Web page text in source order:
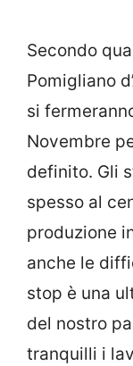
Secondo
Pomigliano
si
Novembre
definito. Gli
spesso al
produzione
anche le
stop è una
del nostro
tranquilli i